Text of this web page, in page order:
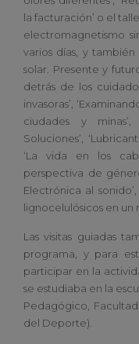
la facturación’ o el
electromagnetismo
varios días, y
solar. Presente y
detrás de los
invasoras’,
ciudades y
Soluciones’,
‘La vida en los
perspectiva de
Electrónica al
lignocelulósicos en un
Las visitas guiadas
programa, y para
participar en la
se estudiaba en la
Pedagógico,
del Deporte).